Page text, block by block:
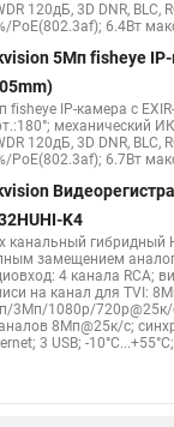
Hikvision
120дБ, 3D DNR,
PoE(802.3af); 6.4Вт
5Мп fisheye IP-
fisheye IP-камера c
механический
120дБ, 3D DNR,
PoE(802.3af); 6.7Вт
K4
канальный гибридный
замещением
4 канала RCA;
на канал для TVI:
3Мп/1080p/720p@25к/
8Мп@25к/с;
3 USB; -